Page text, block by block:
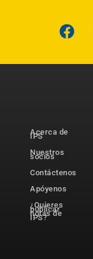
Acerca de
IPS
Nuestros
socios
Contáctenos
Apóyenos
¿Quieres
publicar
notas de
IPS?